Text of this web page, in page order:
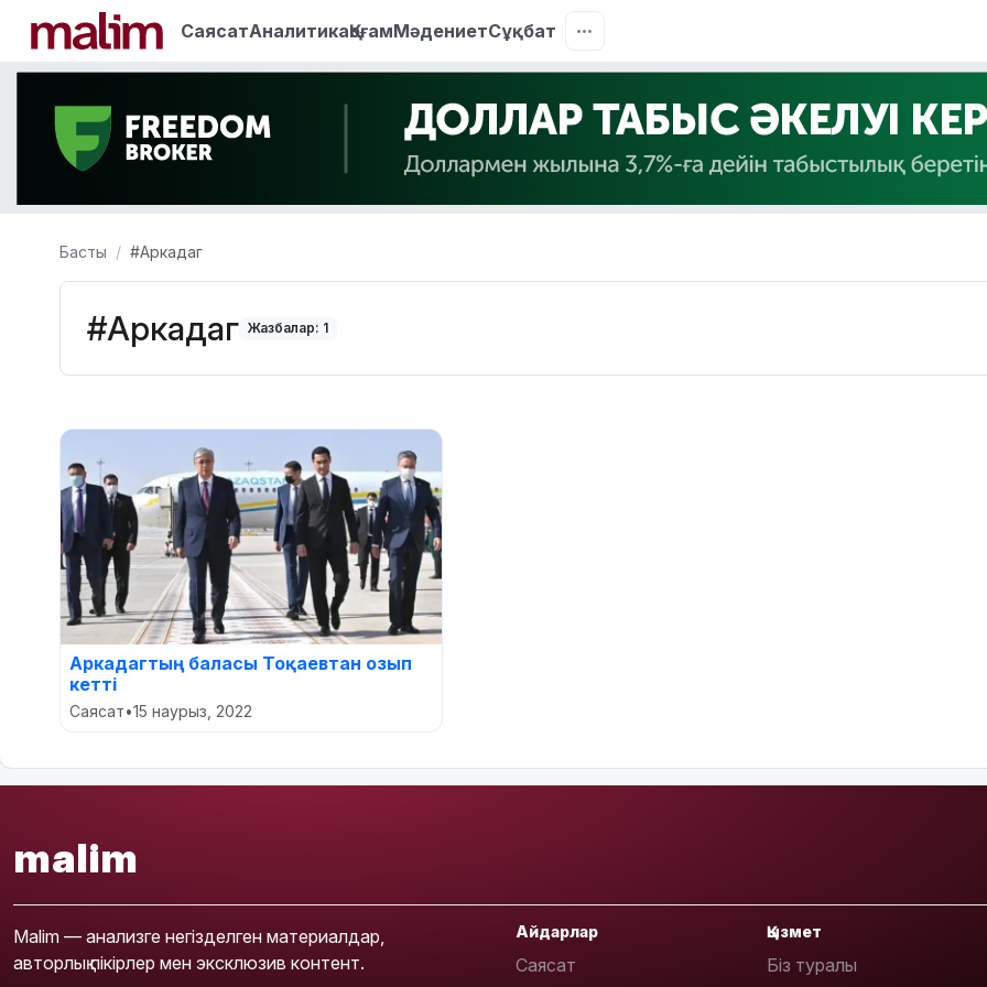
СаясатАналитикаҚоғамМәдениетСұқбат
Басты #Аркадаг
#Аркадаг Жазбалар: 1
Аркадагтың баласы Тоқаевтан озып
кетті
Саясат•15 наурыз, 2022
malim
Malim — анализге негізделген материалдар,
авторлық пікірлер мен эксклюзив контент.
Айдарлар
Саясат
Қызмет
Біз туралы